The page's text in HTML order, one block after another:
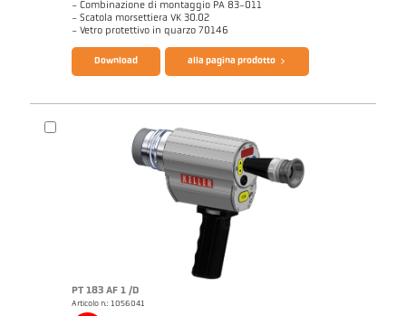
- Combinazione di montaggio PA 83-011
- Scatola morsettiera VK 30.02
- Vetro protettivo in quarzo 70146
Note applicativa CellaCast Rapporto tecnico Casting
Download alla pagina prodotto
PT 183 AF 1 /D
Articolo n.: 1056041